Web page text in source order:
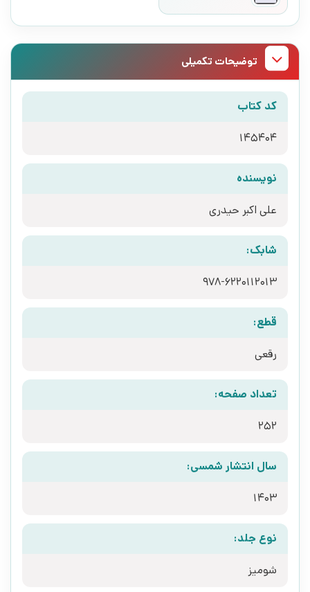
توضیحات تکمیلی
کد کتاب
145404
نویسنده
علی اکبر حیدری
شابک:
978-6220112013
قطع:
رقعی
تعداد صفحه:
252
سال انتشار شمسی:
1403
نوع جلد:
شومیز